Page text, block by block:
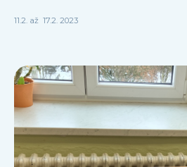
11.2. až 17.2. 2023